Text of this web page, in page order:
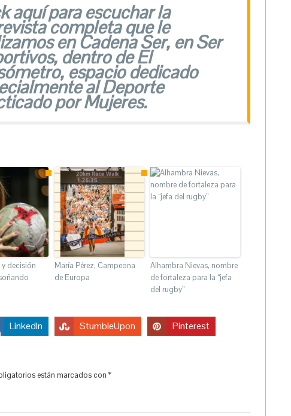
aquí para escuchar la
completa que le
en Cadena Ser, en Ser
dentro de El
espacio dedicado
al Deporte
por Mujeres.
y decisión
María Pérez, Campeona
de Europa
Alhambra Nievas, nombre
de fortaleza para la “jefa
del rugby”
LinkedIn StumbleUpon Pinterest
están marcados con *